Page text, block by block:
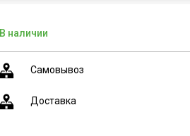
В наличии
Самовывоз
Доставка